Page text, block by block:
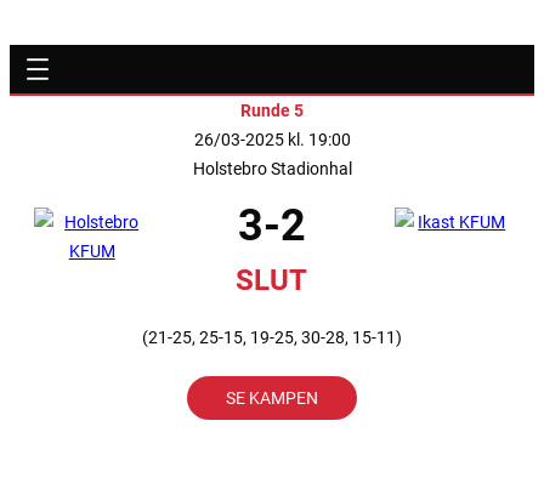
Runde 5
26/03-2025 kl. 19:00
Holstebro Stadionhal
3-2
SLUT
(21-25, 25-15, 19-25, 30-28, 15-11)
SE KAMPEN